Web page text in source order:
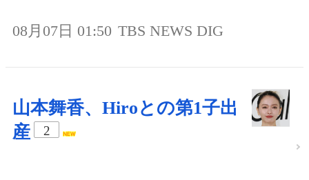
08月07日 01:50 TBS NEWS DIG
山本舞香、Hiroとの第1子出
産
2